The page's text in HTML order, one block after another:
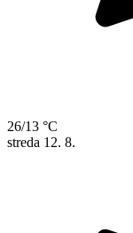
26/13 °C
streda 12. 8.